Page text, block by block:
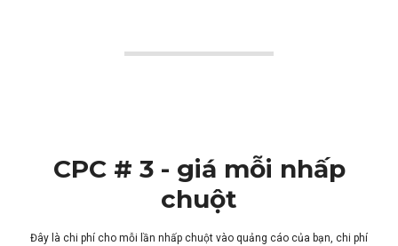
CPC # 3 - giá mỗi nhấp
chuột
Đây là chi phí cho mỗi lần nhấp chuột vào quảng cáo của bạn, chi phí